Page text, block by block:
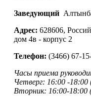
Заведующий
Адрес: 628606,
дом 4в - корпус 2
Телефон: (3466) 67-
Часы приема
Четверг: 16:00 -18:00
Вторник: 16:00-18:00